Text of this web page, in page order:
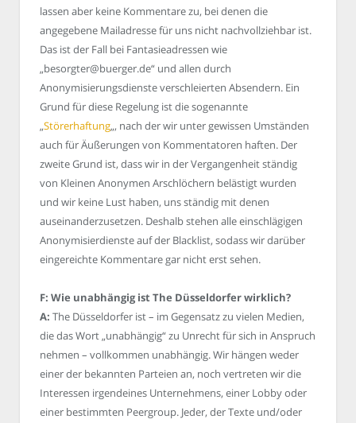
lassen aber keine Kommentare zu, bei denen die
angegebene Mailadresse für uns nicht nachvollziehbar ist.
Das ist der Fall bei Fantasieadressen wie
„besorgter@buerger.de“ und allen durch
Anonymisierungsdienste verschleierten Absendern. Ein
Grund für diese Regelung ist die sogenannte
„Störerhaftung„, nach der wir unter gewissen Umständen
auch für Äußerungen von Kommentatoren haften. Der
zweite Grund ist, dass wir in der Vergangenheit ständig
von Kleinen Anonymen Arschlöchern belästigt wurden
und wir keine Lust haben, uns ständig mit denen
auseinanderzusetzen. Deshalb stehen alle einschlägigen
Anonymisierdienste auf der Blacklist, sodass wir darüber
eingereichte Kommentare gar nicht erst sehen.
F: Wie unabhängig ist The Düsseldorfer wirklich?
A: The Düsseldorfer ist – im Gegensatz zu vielen Medien,
die das Wort „unabhängig“ zu Unrecht für sich in Anspruch
nehmen – vollkommen unabhängig. Wir hängen weder
einer der bekannten Parteien an, noch vertreten wir die
Interessen irgendeines Unternehmens, einer Lobby oder
einer bestimmten Peergroup. Jeder, der Texte und/oder